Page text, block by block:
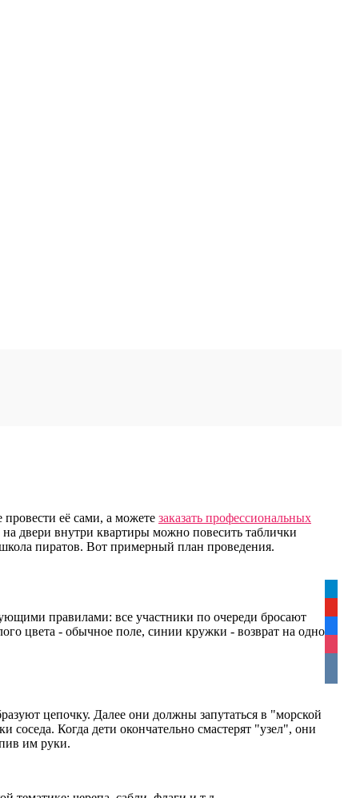
её сами, а можете заказать профессиональных
двери внутри квартиры можно повесить таблички
пиратов. Вот примерный план проведения.
правилами: все участники по очереди бросают
цвета - обычное поле, синии кружки - возврат на одно
цепочку. Далее они должны запутаться в "морской
соседа. Когда дети окончательно смастерят "узел", они
им руки.